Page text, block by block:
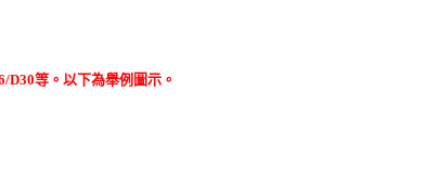
D30等。以下為舉例圖示。